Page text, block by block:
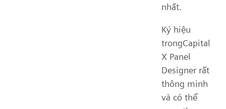
nhất.
Ký hiệu
trongCapital
X Panel
Designer rất
thông minh
và có thể